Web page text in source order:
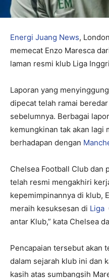
Energi Juang News,
memecat Enzo Maresca
laman resmi klub Liga
Laporan yang
dipecat telah ramai
sebelumnya. Berbagai
kemungkinan tak akan lagi
berhadapan dengan
Chelsea Football Club dan
telah resmi mengakhiri
kepemimpinannya di klub,
meraih kesuksesan di Liga
antar Klub,” kata Chelsea
Pencapaian tersebut akan
dalam sejarah klub ini dan
kasih atas sumbangsih